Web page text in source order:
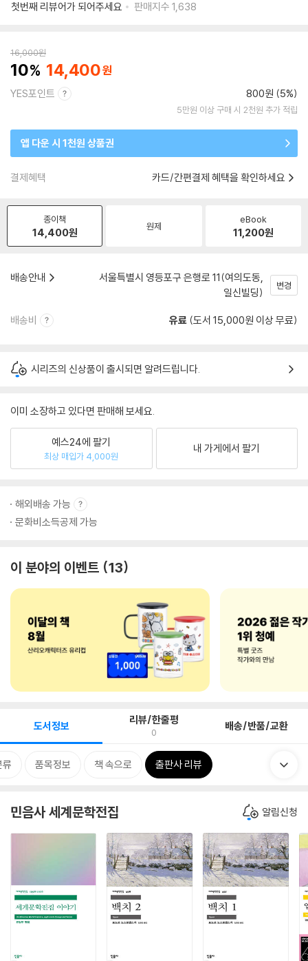
첫번째 리뷰어가 되어주세요
판매지수 1,638
16,000원
10 14,400
YES포인트 800원 (5%)
5만원 이상 구매 시 2천원 추가 적립
앱 다운 시 1천원 상품권
결제혜택 카드/간편결제 혜택을 확인하세요
종이책
14,400원 원제
eBook
11,200원
배송안내
서울특별시 영등포구 은행로 11(여의도동,
일신빌딩)
변경
배송비 유료 (도서 15,000원 이상 무료)
시리즈의 신상품이 출시되면 알려드립니다.
이미 소장하고 있다면 판매해 보세요.
예스24에 팔기
최상 매입가 4,000원
내 가게에서 팔기
해외배송 가능
문화비소득공제 가능
이 분야의 이벤트 13
도서정보 리뷰/한줄평
0 배송/반품/교환
류 품목정보 책 속으로 출판사 리뷰
민음사 세계문학전집 알림신청